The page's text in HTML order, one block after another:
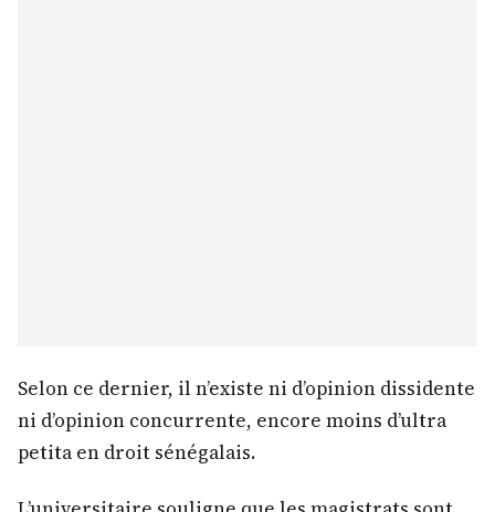
Selon ce dernier, il n’existe ni d’opinion dissidente
ni d’opinion concurrente, encore moins d’ultra
petita en droit sénégalais.